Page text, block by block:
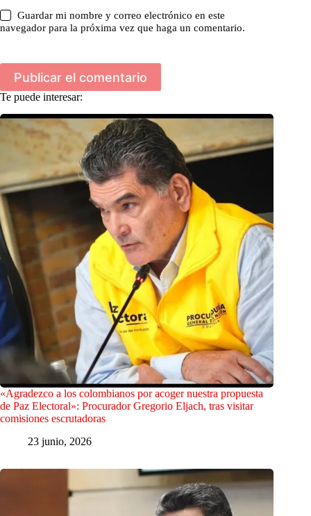
Guardar mi nombre y correo electrónico en este
navegador para la próxima vez que haga un comentario.
Publicar el comentario
Te puede interesar:
«Agradezco a los colombianos por acoger nuestra propuesta
de Paz Electoral»: Procurador Gregorio Eljach, tras visitar
comisiones escrutadoras
23 junio, 2026